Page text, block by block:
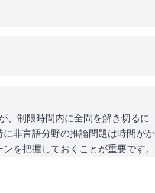
、制限時間内に全問を解き切るに
非言語分野の推論問題は時間がか
を把握しておくことが重要です。